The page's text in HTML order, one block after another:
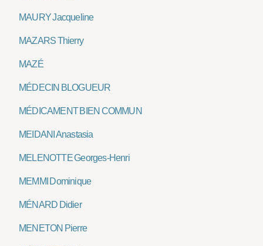
MAURY Jacqueline
MAZARS Thierry
MAZÉ
MÉDECIN BLOGUEUR
MÉDICAMENT BIEN COMMUN
MEIDANI Anastasia
MELENOTTE Georges-Henri
MEMMI Dominique
MÉNARD Didier
MENETON Pierre